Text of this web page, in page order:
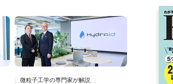
微粒子工学の専門家が解説